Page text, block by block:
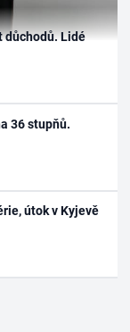
důchodů. Lidé
36 stupňů.
útok v Kyjevě